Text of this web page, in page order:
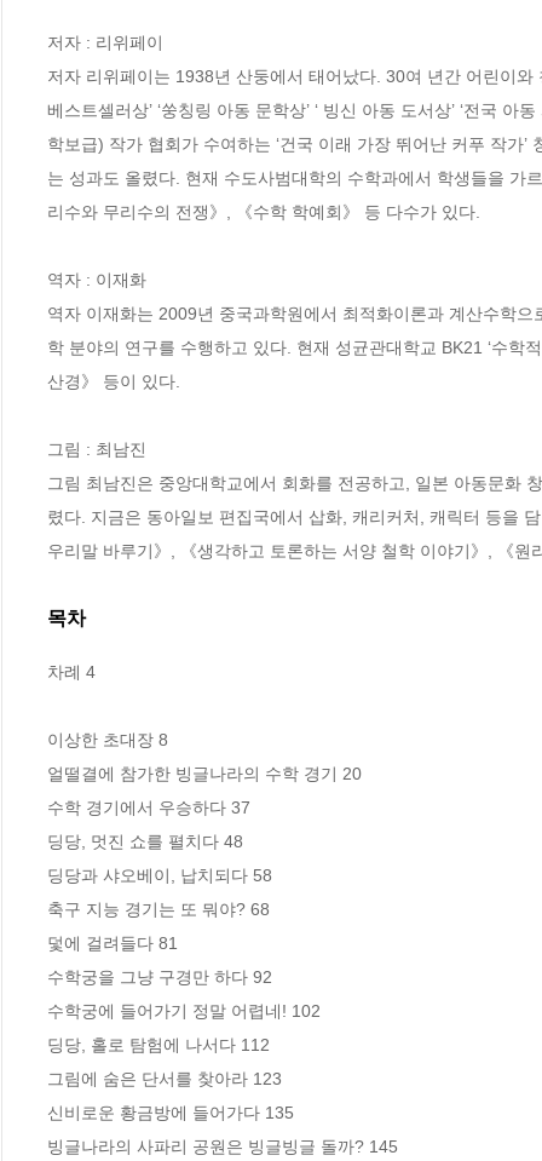
저자 : 리위페이
저자 리위페이는 1938년 산둥에서 태어났다. 30여 년간 어린이와
베스트셀러상’ ‘쑹칭링 아동 문학상’ ‘ 빙신 아동 도서상’ ‘전국
학보급) 작가 협회가 수여하는 ‘건국 이래 가장 뛰어난 커푸 작가
는 성과도 올렸다. 현재 수도사범대학의 수학과에서 학생들을 가
리수와 무리수의 전쟁》, 《수학 학예회》 등 다수가 있다.
역자 : 이재화
역자 이재화는 2009년 중국과학원에서 최적화이론과 계산수학
학 분야의 연구를 수행하고 있다. 현재 성균관대학교 BK21 ‘수학
산경》 등이 있다.
그림 : 최남진
그림 최남진은 중앙대학교에서 회화를 전공하고, 일본 아동문화
렸다. 지금은 동아일보 편집국에서 삽화, 캐리커처, 캐릭터 등을
우리말 바루기》, 《생각하고 토론하는 서양 철학 이야기》, 《
목차
차례 4
이상한 초대장 8
얼떨결에 참가한 빙글나라의 수학 경기 20
수학 경기에서 우승하다 37
딩당, 멋진 쇼를 펼치다 48
딩당과 샤오베이, 납치되다 58
축구 지능 경기는 또 뭐야? 68
덫에 걸려들다 81
수학궁을 그냥 구경만 하다 92
수학궁에 들어가기 정말 어렵네! 102
딩당, 홀로 탐험에 나서다 112
그림에 숨은 단서를 찾아라 123
신비로운 황금방에 들어가다 135
빙글나라의 사파리 공원은 빙글빙글 돌까? 145